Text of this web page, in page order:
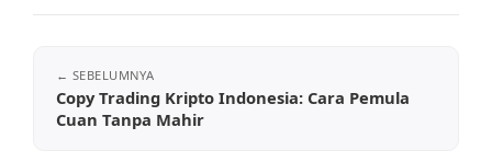
Copy Trading Kripto Indonesia: Cara Pemula
Cuan Tanpa Mahir